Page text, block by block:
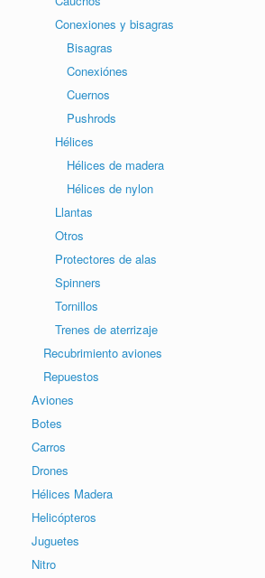
Conexiones y bisagras
Bisagras
Conexiónes
Cuernos
Pushrods
Hélices
Hélices de madera
Hélices de nylon
Llantas
Otros
Protectores de alas
Spinners
Tornillos
Trenes de aterrizaje
Recubrimiento aviones
Repuestos
Aviones
Botes
Carros
Drones
Hélices Madera
Helicópteros
Juguetes
Nitro